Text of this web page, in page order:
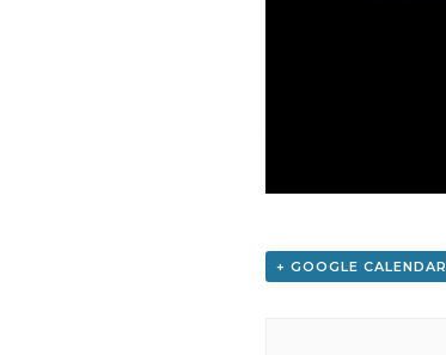
+ GOOGLE CALENDAR